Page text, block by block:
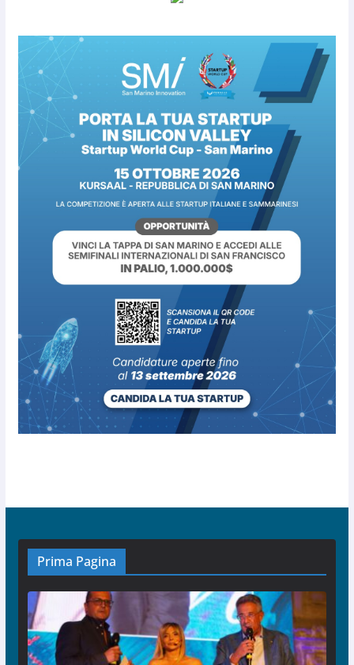
Prima Pagina